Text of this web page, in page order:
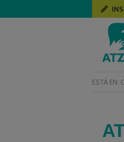
ESTÁ EN: